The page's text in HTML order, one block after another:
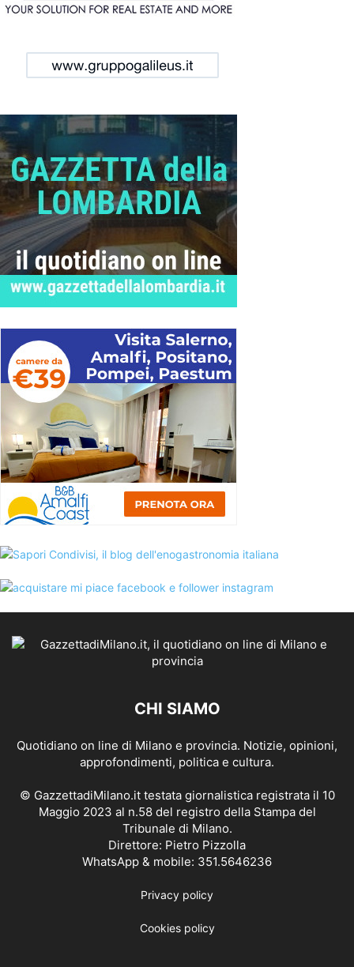
CHI SIAMO
Quotidiano on line di Milano e provincia. Notizie, opinioni,
approfondimenti, politica e cultura.
© GazzettadiMilano.it testata giornalistica registrata il 10
Maggio 2023 al n.58 del registro della Stampa del
Tribunale di Milano.
Direttore: Pietro Pizzolla
WhatsApp & mobile: 351.5646236
Privacy policy
Cookies policy